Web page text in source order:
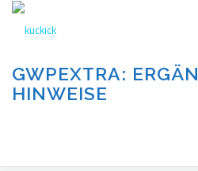
Zum
springen
GWPEXTRA:
HINWEISE